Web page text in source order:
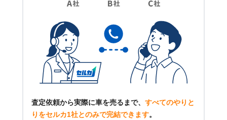
査定依頼から実際に車を売るまで、 すべてのやりと
りをセルカ1社とのみで完結できます。